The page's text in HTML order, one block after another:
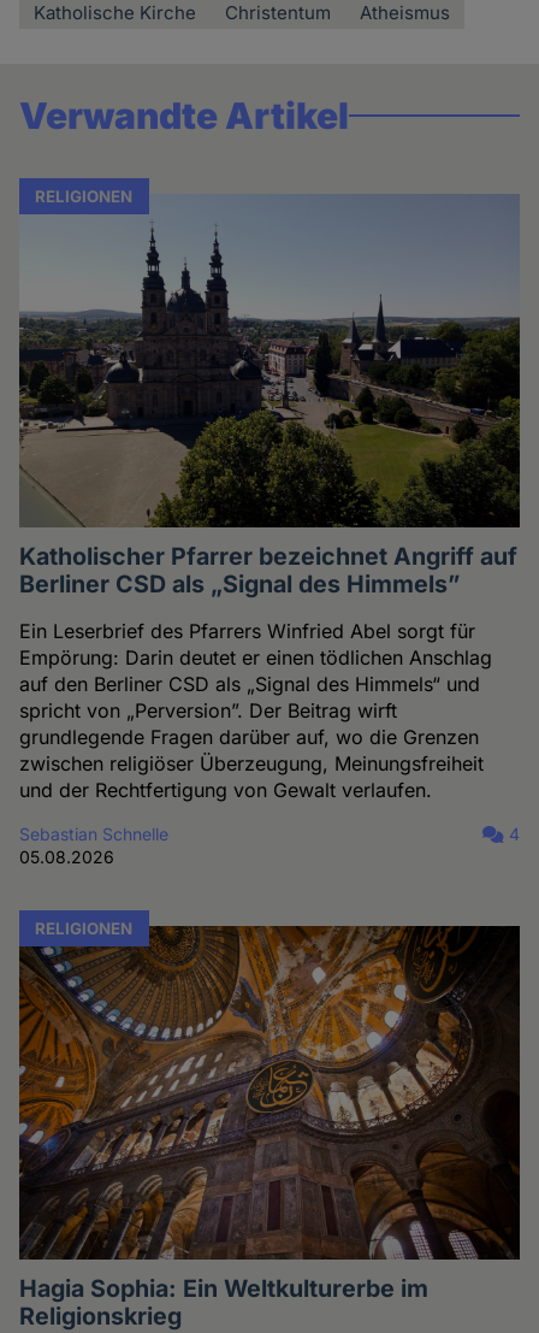
Katholische Kirche Christentum Atheismus
Verwandte Artikel
RELIGIONEN
Katholischer Pfarrer bezeichnet Angriff auf
Berliner CSD als „Signal des Himmels”
Ein Leserbrief des Pfarrers Winfried Abel sorgt für
Empörung: Darin deutet er einen tödlichen Anschlag
auf den Berliner CSD als „Signal des Himmels“ und
spricht von „Perversion”. Der Beitrag wirft
grundlegende Fragen darüber auf, wo die Grenzen
zwischen religiöser Überzeugung, Meinungsfreiheit
und der Rechtfertigung von Gewalt verlaufen.
Sebastian Schnelle
05.08.2026
4
RELIGIONEN
Hagia Sophia: Ein Weltkulturerbe im
Religionskrieg